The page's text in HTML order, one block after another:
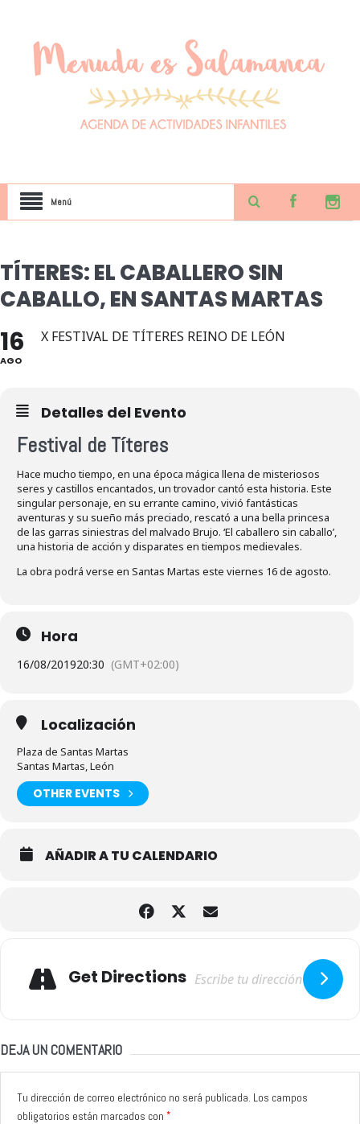
Menú
TÍTERES: EL CABALLERO SIN
CABALLO, EN SANTAS MARTAS
16
AGO
X FESTIVAL DE TÍTERES REINO DE LEÓN
Detalles del Evento
Festival de Títeres
Hace mucho tiempo, en una época mágica llena de misteriosos
seres y castillos encantados, un trovador cantó esta historia. Este
singular personaje, en su errante camino, vivió fantásticas
aventuras y su sueño más preciado, rescató a una bella princesa
de las garras siniestras del malvado Brujo. ‘El caballero sin caballo’,
una historia de acción y disparates en tiempos medievales.
La obra podrá verse en Santas Martas este viernes 16 de agosto.
Hora
16/08/201920:30 (GMT+02:00)
Localización
Plaza de Santas Martas
Santas Martas, León
OTHER EVENTS
AÑADIR A TU CALENDARIO
Get Directions
DEJA UN COMENTARIO
Tu dirección de correo electrónico no será publicada. Los campos
obligatorios están marcados con *